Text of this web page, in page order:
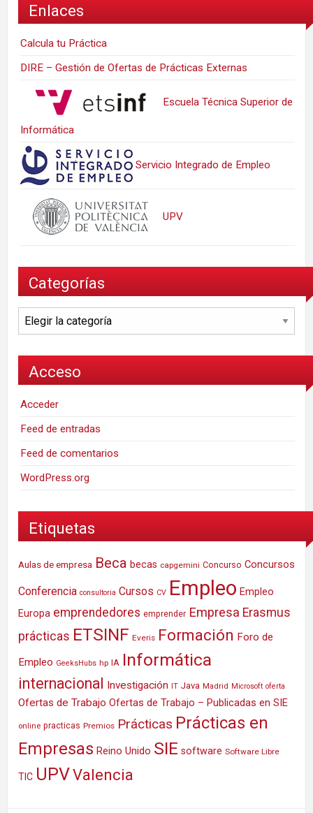
Enlaces
Calcula tu Práctica
DIRE – Gestión de Ofertas de Prácticas Externas
Escuela Técnica Superior de
Informática
Servicio Integrado de Empleo
UPV
Categorías
Categorías
Acceso
Acceder
Feed de entradas
Feed de comentarios
WordPress.org
Etiquetas
Aulas de empresa Beca becas capgemini Concurso Concursos
Conferencia consultoria Cursos CV Empleo Empleo
Europa emprendedores emprender Empresa Erasmus
prácticas ETSINF Everis Formación Foro de
Empleo GeeksHubs hp IA Informática
internacional Investigación IT Java Madrid Microsoft oferta
Ofertas de Trabajo Ofertas de Trabajo – Publicadas en SIE
online practicas Premios Prácticas Prácticas en
Empresas Reino Unido SIE software Software Libre
TIC UPVValencia